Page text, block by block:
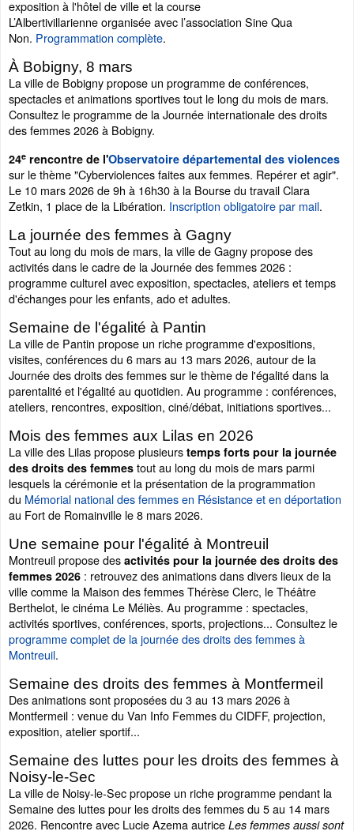
exposition à l'hôtel de ville et la course
L’Albertivillarienne organisée avec l’association Sine Qua
Non. Programmation complète.
À Bobigny, 8 mars
La ville de Bobigny propose un programme de conférences,
spectacles et animations sportives tout le long du mois de mars.
Consultez le programme de la Journée internationale des droits
des femmes 2026 à Bobigny.
24e rencontre de l'Observatoire départemental des violences
sur lethème "Cyberviolences faites aux femmes. Repérer et agir".
Le 10 mars 2026 de 9h à 16h30 à la Bourse du travail Clara
Zetkin, 1 place de la Libération. Inscription obligatoire par mail.
La journée des femmes à Gagny
Tout au long du mois de mars, la ville de Gagny propose des
activités dans le cadre de la Journée des femmes 2026 :
programme culturel avec exposition, spectacles, ateliers et temps
d'échanges pour les enfants, ado et adultes.
Semaine de l'égalité à Pantin
La ville de Pantin propose un riche programme d'expositions,
visites, conférences du 6 mars au 13 mars 2026, autour de la
Journée des droits des femmes sur le thème de l'égalité dans la
parentalité et l'égalité au quotidien. Au programme : conférences,
ateliers, rencontres, exposition, ciné/débat, initiations sportives...
Mois des femmes aux Lilas en 2026
La ville des Lilas propose plusieurs temps forts pour la journée
des droits des femmes tout au long du mois de mars parmi
lesquels la cérémonie et la présentation de la programmation
du Mémorial national des femmes en Résistance et en déportation
au Fort de Romainville le 8 mars 2026.
Une semaine pour l'égalité à Montreuil
Montreuil proposedes activités pour la journée des droits des
femmes 2026 : retrouvez des animations dans divers lieux de la
ville comme la Maison des femmes Thérèse Clerc, le Théâtre
Berthelot, le cinéma Le Méliès. Au programme : spectacles,
activités sportives, conférences, sports, projections... Consultez le
programme complet de la journée des droits des femmes à
Montreuil.
Semaine des droits des femmes à Montfermeil
Des animations sont proposées du 3 au 13 mars 2026 à
Montfermeil : venue du Van Info Femmes du CIDFF, projection,
exposition, atelier sportif...
Semaine des luttes pour les droits des femmes à
Noisy-le-Sec
La ville de Noisy-le-Sec propose un riche programme pendant la
Semaine des luttes pour les droits des femmes du 5 au 14 mars
2026. Rencontre avec Lucie Azema autrice Les femmes aussi sont